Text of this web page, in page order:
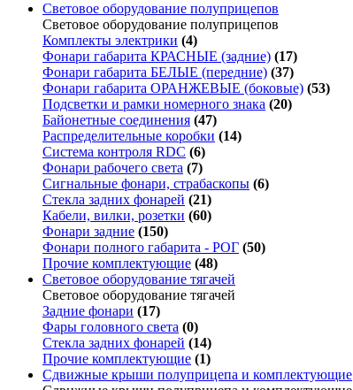
Световое оборудование полуприцепов
Световое оборудование полуприцепов
Комплекты электрики (4)
Фонари габарита КРАСНЫЕ (задние) (17)
Фонари габарита БЕЛЫЕ (передние) (37)
Фонари габарита ОРАНЖЕВЫЕ (боковые) (53)
Подсветки и рамки номерного знака (20)
Байонетные соединения (47)
Распределительные коробки (14)
Система контроля RDC (6)
Фонари рабочего света (7)
Сигнальные фонари, страбаскопы (6)
Стекла задних фонарей (21)
Кабели, вилки, розетки (60)
Фонари задние (150)
Фонари полного габарита - РОГ (50)
Прочие комплектующие (48)
Световое оборудование тягачей
Световое оборудование тягачей
Задние фонари (17)
Фары головного света (0)
Стекла задних фонарей (14)
Прочие комплектующие (1)
Сдвижные крыши полуприцепа и комплектующие